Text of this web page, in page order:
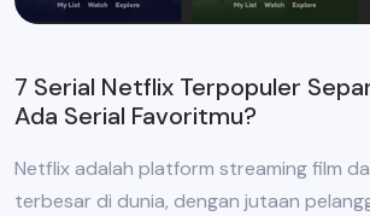
7 Serial Netflix Terpopuler
Ada Serial Favoritmu?
Netflix adalah platform streaming film
terbesar di dunia, dengan jutaan